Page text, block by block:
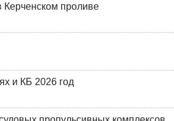
Керченском проливе
и КБ 2026 год